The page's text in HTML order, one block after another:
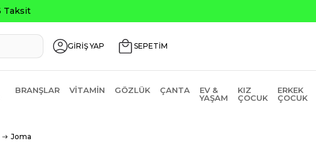
GİRİŞ YAP SEPETİM
BRANŞLAR VITAMIN GÖZLÜK ÇANTA
EV &
YAŞAM
KIZ
ÇOCUK
ERKEK
ÇOCUK
Joma